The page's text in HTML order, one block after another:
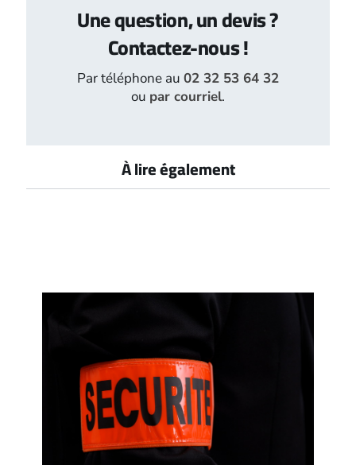
Une question, un devis ?
Contactez-nous !
Par téléphone au 02 32 53 64 32
ou par courriel.
À lire également